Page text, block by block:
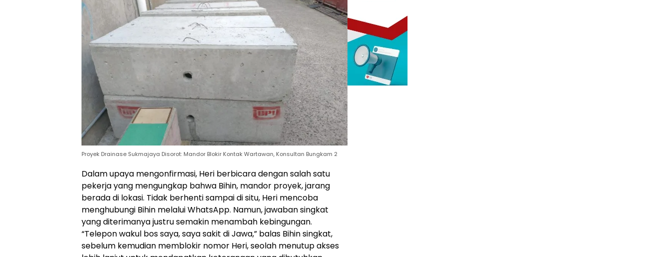
Proyek Drainase Sukmajaya Disorot: Mandor Blokir Kontak Wartawan, Konsultan Bungkam 2
Dalam upaya mengonfirmasi, Heri berbicara dengan salah satu
pekerja yang mengungkap bahwa Bihin, mandor proyek, jarang
berada di lokasi. Tidak berhenti sampai di situ, Heri mencoba
menghubungi Bihin melalui WhatsApp. Namun, jawaban singkat
yang diterimanya justru semakin menambah kebingungan.
“Telepon wakul bos saya, saya sakit di Jawa,” balas Bihin singkat,
sebelum kemudian memblokir nomor Heri, seolah menutup akses